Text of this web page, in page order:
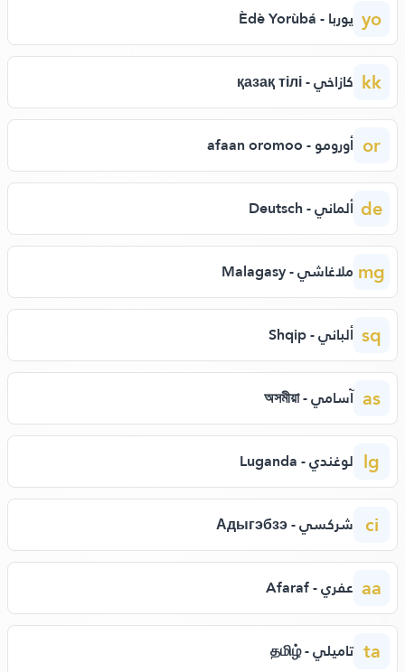
yo يوربا - Èdè Yorùbá
kk كازاخي - қазақ тілі
or أورومو - afaan oromoo
de ألماني - Deutsch
mg ملاغاشي - Malagasy
sq ألباني - Shqip
as آسامي - অসমীয়া
lg لوغندي - Luganda
ci شركسي - Адыгэбзэ
aa عفري - Afaraf
ta تاميلي - தமிழ்